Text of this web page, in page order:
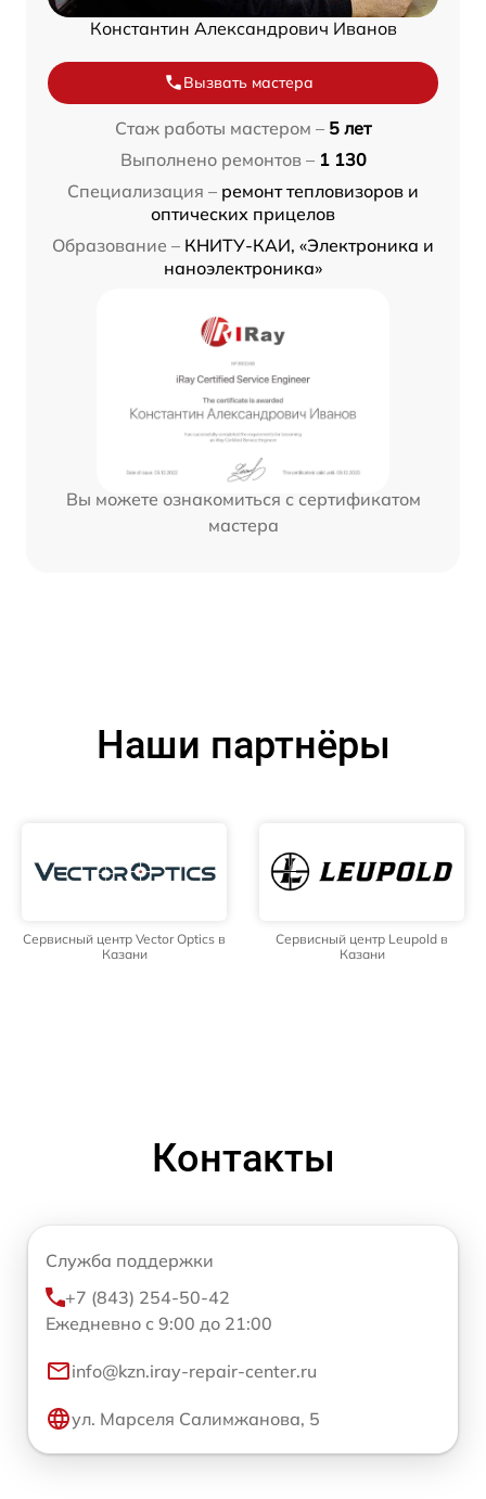
Константин Александрович Иванов
Вызвать мастера
Стаж работы мастером – 5 лет
Выполнено ремонтов – 1 130
Специализация – ремонт тепловизоров и
оптических прицелов
Образование – КНИТУ-КАИ, «Электроника и
наноэлектроника»
Вы можете ознакомиться с сертификатом
мастера
Наши партнёры
Сервисный центр Vector Optics в
Казани
Сервисный центр Leupold в
Казани
Контакты
Служба поддержки
+7 (843) 254-50-42
Ежедневно с 9:00 до 21:00
info@kzn.iray-repair-center.ru
ул. Марселя Салимжанова, 5